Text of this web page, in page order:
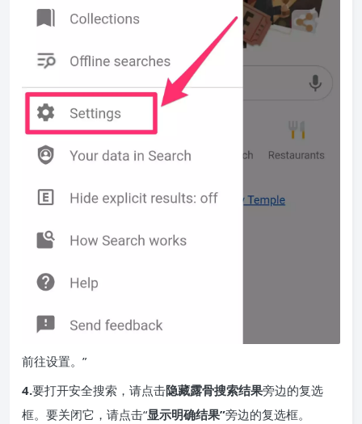
前往设置。”
4.要打开安全搜索，请点击隐藏露骨搜索结果旁边的复选
框。要关闭它，请点击“显示明确结果”旁边的复选框。